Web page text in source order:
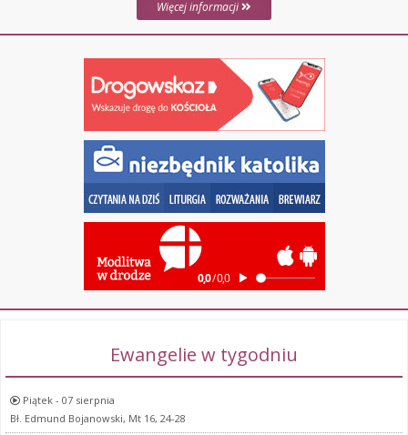
Więcej informacji
Ewangelie w tygodniu
Piątek - 07 sierpnia
Bł. Edmund Bojanowski, Mt 16, 24-28